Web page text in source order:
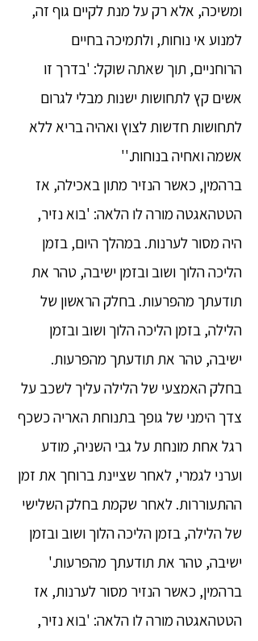
ומשיכה, אלא רק על מנת לקיים גוף זה,
למנוע אי נוחות, ולתמיכה בחיים
הרוחניים, תוך שאתה שוקל: 'בדרך זו
אשים קץ לתחושות ישנות מבלי לגרום
לתחושות חדשות לצוץ ואהיה בריא ללא
אשמה ואחיה בנוחות.''
ברהמין, כאשר הנזיר מתון באכילה, אז
הטטהאגטה מורה לו הלאה: 'בוא נזיר,
היה מסור לערנות. במהלך היום, בזמן
הליכה הלוך ושוב ובזמן ישיבה, טהר את
תודעתך מהפרעות. בחלק הראשון של
הלילה, בזמן הליכה הלוך ושוב ובזמן
ישיבה, טהר את תודעתך מהפרעות.
בחלק האמצעי של הלילה עליך לשכב על
צדך הימני של גופך בתנוחת האריה כשכף
רגל אחת מונחת על גבי השניה, מודע
וערני לגמרי, לאחר שציינת ברוחך את זמן
ההתעוררות. לאחר שקמת בחלק השלישי
של הלילה, בזמן הליכה הלוך ושוב ובזמן
ישיבה, טהר את תודעתך מהפרעות.'
ברהמין, כאשר הנזיר מסור לערנות, אז
הטטהאגטה מורה לו הלאה: 'בוא נזיר,